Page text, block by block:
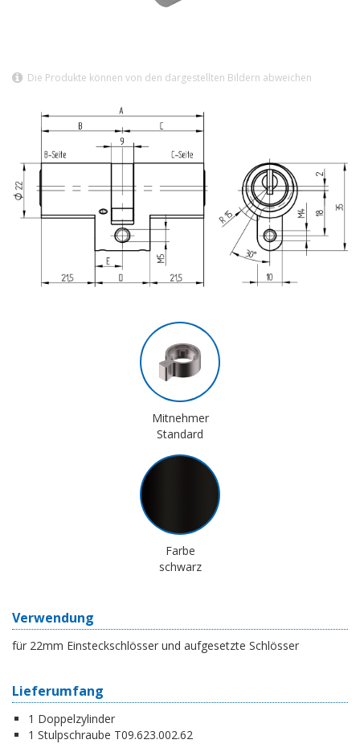
Die Produkte können von den dargestellten Bildern abweichen
Mitnehmer
Standard
Farbe
schwarz
Verwendung
für 22mm Einsteckschlösser und aufgesetzte Schlösser
Lieferumfang
1 Doppelzylinder
1 Stulpschraube T09.623.002.62